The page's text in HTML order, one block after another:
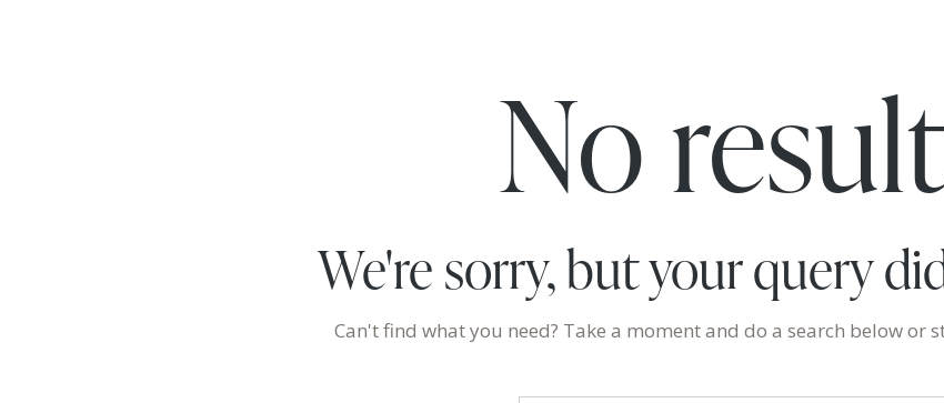
No
We're sorry, but your query
Can't find what you need? Take a moment and do a search below or